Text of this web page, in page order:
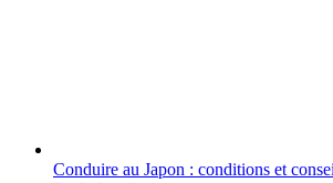
Conduire au Japon : conditions et